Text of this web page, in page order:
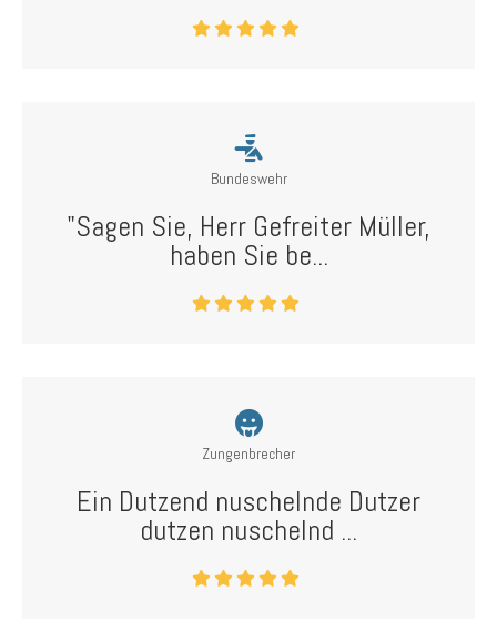
Bundeswehr
"Sagen Sie, Herr Gefreiter Müller,
haben Sie be...
Zungenbrecher
Ein Dutzend nuschelnde Dutzer
dutzen nuschelnd ...